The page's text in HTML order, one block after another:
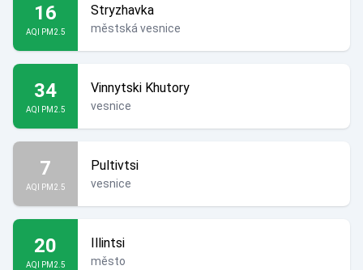
16
AQI PM2.5
Stryzhavka
městská vesnice
34
AQI PM2.5
Vinnytski Khutory
vesnice
7
AQI PM2.5
Pultivtsi
vesnice
20
AQI PM2.5
Illintsi
město